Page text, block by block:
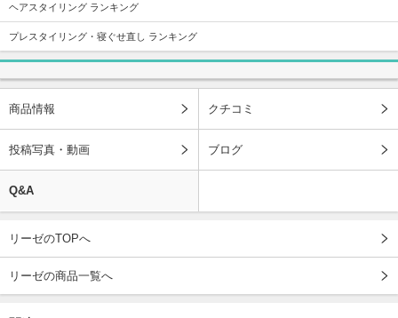
ヘアスタイリング ランキング
プレスタイリング・寝ぐせ直し ランキング
商品情報 クチコミ
投稿写真・動画 ブログ
Q&A
リーゼのTOPへ
リーゼの商品一覧へ